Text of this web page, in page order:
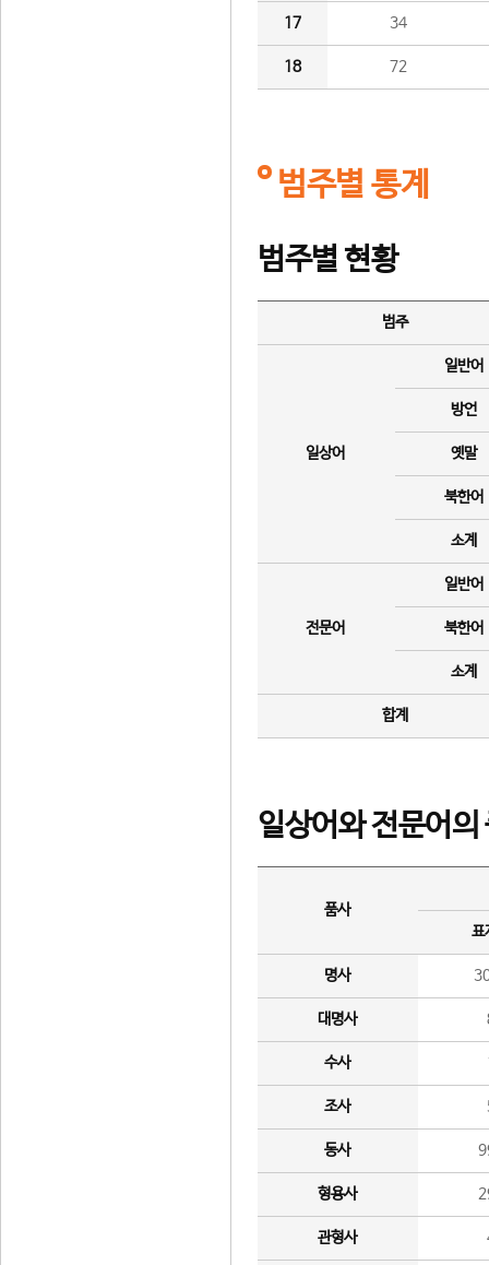
17 34
18 72
범주별 통계
범주별 현황
범주
일상어
일반어
방언
옛말
북한어
소계
전문어
일반어
북한어
소계
합계
일상어와 전문어의
품사
표
명사
대명사
수사
조사
동사
형용사
관형사